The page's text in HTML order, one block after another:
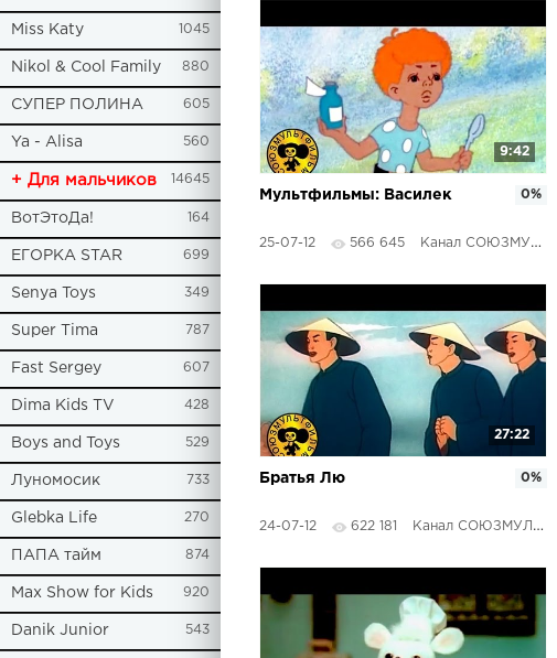
Miss Katy 1045
Nikol & Cool Family 880
СУПЕР ПОЛИНА 605
Ya - Alisa 560
+ Для мальчиков 14645
ВотЭтоДа! 164
ЕГОРКА STAR 699
Senya Toys 349
Super Tima 787
Fast Sergey 607
Dima Kids TV 428
Boys and Toys 529
Луномосик 733
Glebka Life 270
ПАПА тайм 874
Max Show for Kids 920
Danik Junior 543
9:42
Мультфильмы: Василек
25-07-12 566 645 Канал СОЮЗМУЛЬТФИЛЬМЫ
0%
27:22
Братья Лю
24-07-12 622 181 Канал СОЮЗМУЛЬТФИЛЬМЫ
0%